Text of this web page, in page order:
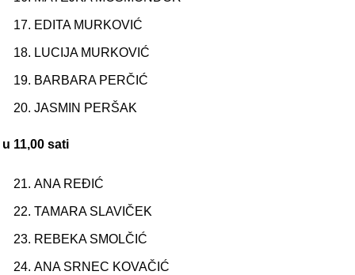
EDITA MURKOVIĆ
LUCIJA MURKOVIĆ
BARBARA PERČIĆ
JASMIN PERŠAK
u 11,00 sati
ANA REĐIĆ
TAMARA SLAVIČEK
REBEKA SMOLČIĆ
ANA SRNEC KOVAČIĆ